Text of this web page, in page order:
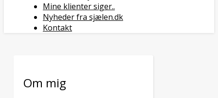
Mine klienter siger..
Nyheder fra sjælen.dk
Kontakt
Om mig